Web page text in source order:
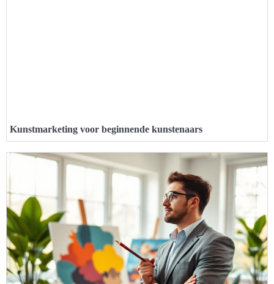
Kunstmarketing voor beginnende kunstenaars